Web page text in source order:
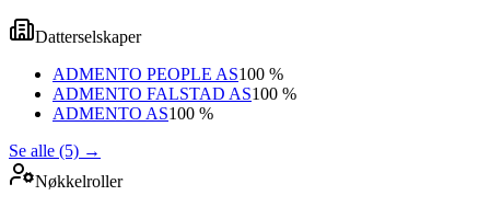
Datterselskaper
ADMENTO PEOPLE AS100 %
ADMENTO FALSTAD AS100 %
ADMENTO AS100 %
Se alle (5) →
Nøkkelroller